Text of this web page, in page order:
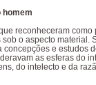
homem
reconheceram como
o aspecto material.
e estudos
as esferas do
do intelecto e da